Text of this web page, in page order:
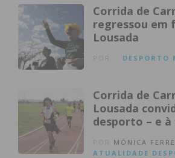
Corrida de
regressou em
Lousada
DESPORTO
Corrida de
Lousada
desporto – e
MÓNICA
ATUALIDADE